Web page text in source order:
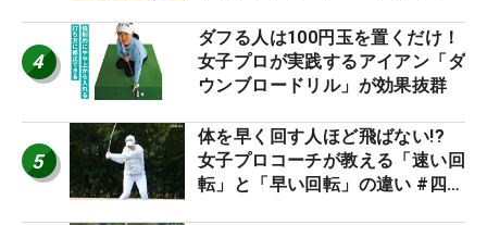
4
ダフる人は100円玉を置くだけ！
女子プロが実践するアイアン「ダ
ウンブロードリル」が効果抜群
5
体を早く回す人ほど飛ばない!?
女子プロコーチが教える「速い回
転」と「早い回転」の違い #四の